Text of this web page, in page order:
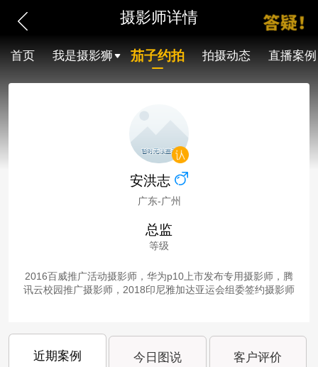
摄影师详情
首页 我是摄影狮 茄子约拍 拍摄动态 直播案例
安洪志
广东-广州
总监
等级
2016百威推广活动摄影师，华为p10上市发布专用摄影师，腾
讯云校园推广摄影师，2018印尼雅加达亚运会组委签约摄影师
近期案例 今日图说 客户评价